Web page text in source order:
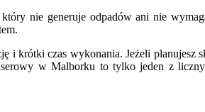
nie generuje odpadów ani nie
i krótki czas wykonania. Jeżeli planujesz
w Malborku to tylko jeden z